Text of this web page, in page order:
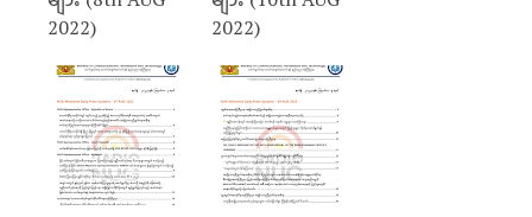
2022)
2022)